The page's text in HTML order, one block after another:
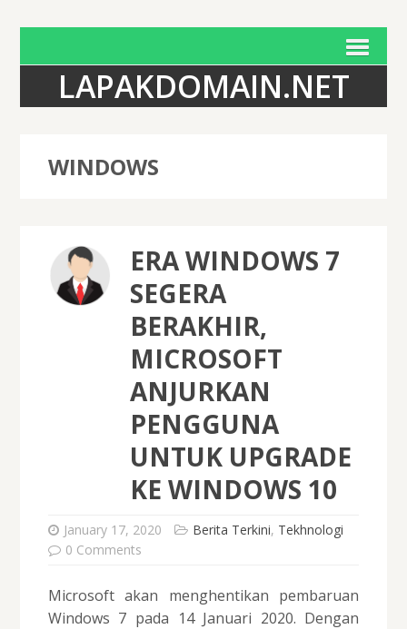
LAPAKDOMAIN.NET
WINDOWS
ERA WINDOWS 7
SEGERA
BERAKHIR,
MICROSOFT
ANJURKAN
PENGGUNA
UNTUK UPGRADE
KE WINDOWS 10
January 17, 2020 Berita Terkini, Tekhnologi
0 Comments
Microsoft akan menghentikan pembaruan
Windows 7 pada 14 Januari 2020. Dengan